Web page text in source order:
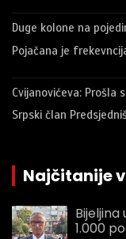
Duge kolone na
Pojačana je
Cvijanovićeva: Prošla
Srpski član
Najčitanije
1.000